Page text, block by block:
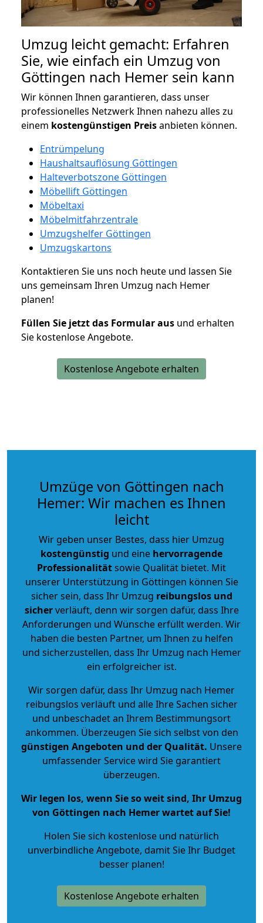
Umzug leicht gemacht: Erfahren
Sie, wie einfach ein Umzug von
Göttingen nach Hemer sein kann
Wir können Ihnen garantieren, dass unser
professionelles Netzwerk Ihnen nahezu alles zu
einem kostengünstigen Preisanbieten können.
Entrümpelung
Haushaltsauflösung Göttingen
Halteverbotszone Göttingen
Möbellift Göttingen
Möbeltaxi
Möbelmitfahrzentrale
Umzugshelfer Göttingen
Umzugskartons
Kontaktieren Sie uns noch heute und lassen Sie
uns gemeinsam Ihren Umzug nach Hemer
planen!
Füllen Sie jetzt das Formular aus und erhalten
Sie kostenlose Angebote.
Kostenlose Angebote erhalten
Umzüge von Göttingen nach
Hemer: Wir machen es Ihnen
leicht
Wir geben unser Bestes, dass hier Umzug
kostengünstig und eine hervorragende
Professionalitätsowie Qualität bietet. Mit
unserer Unterstützung in Göttingen können Sie
sicher sein, dass Ihr Umzug reibungslos und
sicherverläuft, denn wir sorgen dafür, dass Ihre
Anforderungen und Wünsche erfüllt werden. Wir
haben die besten Partner, um Ihnen zu helfen
und sicherzustellen, dass Ihr Umzug nach Hemer
ein erfolgreicher ist.
Wir sorgen dafür, dass Ihr Umzug nach Hemer
reibungslos verläuft und alle Ihre Sachen sicher
und unbeschadet an Ihrem Bestimmungsort
ankommen. Überzeugen Sie sich selbst von den
günstigen Angeboten und der Qualität. Unsere
umfassender Service wird Sie garantiert
überzeugen.
Wir legen los, wenn Sie so weit sind, Ihr Umzug
von Göttingen nach Hemer wartet auf Sie!
Holen Sie sich kostenlose und natürlich
unverbindliche Angebote, damit Sie Ihr Budget
besser planen!
Kostenlose Angebote erhalten